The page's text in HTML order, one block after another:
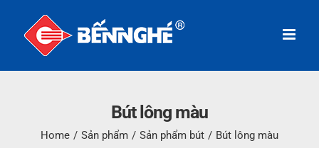
Bút lông màu
Home / Sản phẩm / Sản phẩm bút / Bút lông màu